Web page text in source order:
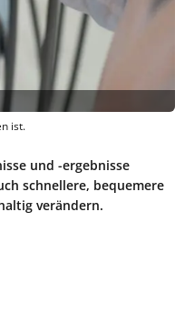
ist.
und -ergebnisse
schnellere, bequemere
verändern.